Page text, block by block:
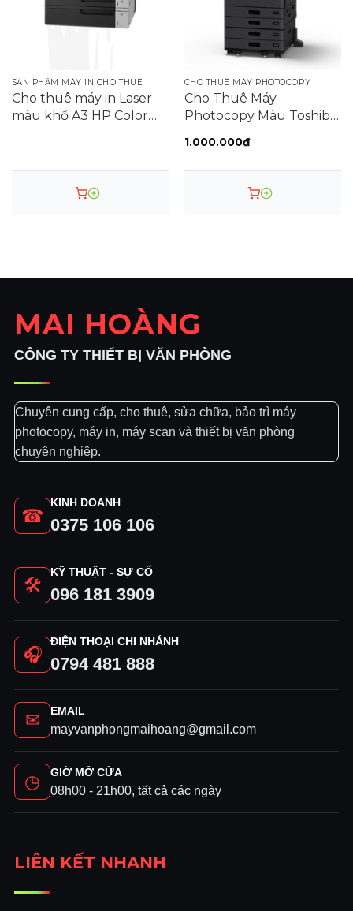
SẢN PHẨM MÁY IN CHO THUÊ
Cho thuê máy in Laser
màu khổ A3 HP Color
CHO THUÊ MÁY PHOTOCOPY
Cho Thuê Máy
Photocopy Màu Toshiba
1.000.000₫
MAI HOÀNG
CÔNG TY THIẾT BỊ VĂN PHÒNG
Chuyên cung cấp, cho thuê, sửa chữa, bảo trì máy
photocopy, máy in, máy scan và thiết bị văn phòng
chuyên nghiệp.
☎
KINH DOANH
0375 106 106
🛠
KỸ THUẬT - SỰ CỐ
096 181 3909
🎧
ĐIỆN THOẠI CHI NHÁNH
0794 481 888
✉ EMAIL
mayvanphongmaihoang@gmail.com
◷ GIỜ MỞ CỬA
08h00 - 21h00, tất cả các ngày
LIÊN KẾT NHANH